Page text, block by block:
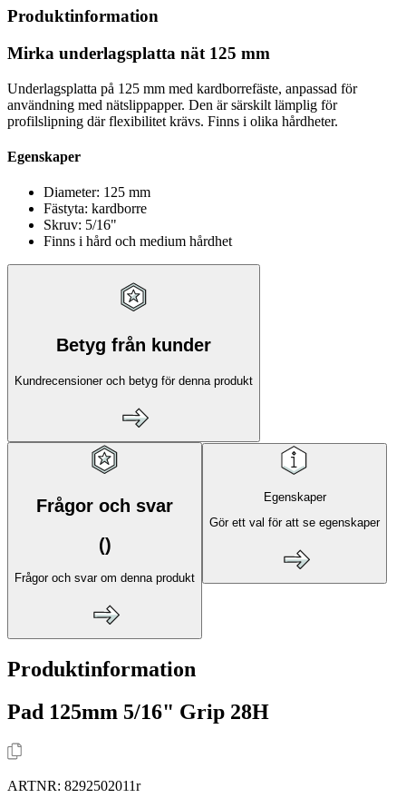
Produktinformation
Mirka underlagsplatta nät 125 mm
Underlagsplatta på 125 mm med kardborrefäste, anpassad för
användning med nätslippapper. Den är särskilt lämplig för
profilslipning där flexibilitet krävs. Finns i olika hårdheter.
Egenskaper
Diameter: 125 mm
Fästyta: kardborre
Skruv: 5/16"
Finns i hård och medium hårdhet
Betyg från kunder
Kundrecensioner och betyg för denna produkt
Frågor och svar
()
Frågor och svar om denna produkt
Egenskaper
Gör ett val för att se egenskaper
Produktinformation
Pad 125mm 5/16" Grip 28H
ARTNR: 8292502011r